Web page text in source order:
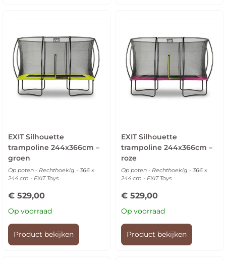
EXIT Silhouette
trampoline 244x366cm –
groen
Op poten - Rechthoekig - 366 x
244 cm - EXIT Toys
€ 529,00
Op voorraad
Product bekijken
EXIT Silhouette
trampoline 244x366cm –
roze
Op poten - Rechthoekig - 366 x
244 cm - EXIT Toys
€ 529,00
Op voorraad
Product bekijken